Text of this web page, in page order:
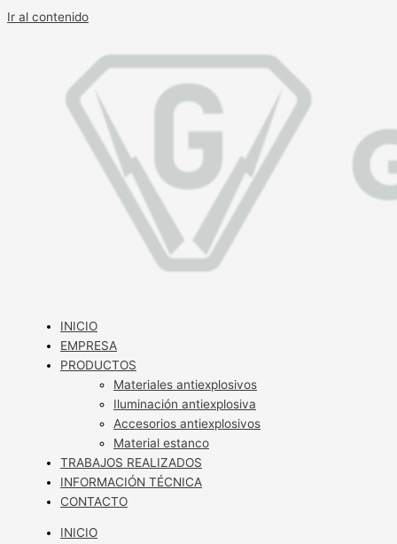
Ir al contenido
INICIO
EMPRESA
PRODUCTOS
Materiales antiexplosivos
Iluminación antiexplosiva
Accesorios antiexplosivos
Material estanco
TRABAJOS REALIZADOS
INFORMACIÓN TÉCNICA
CONTACTO
INICIO